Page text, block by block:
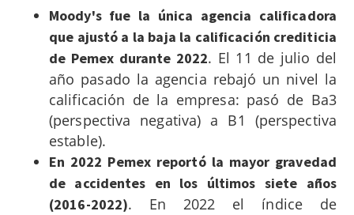
Moody's fue la única agencia calificadora
que ajustó a la baja la calificación crediticia
de Pemex durante 2022. El 11 de julio del
año pasado la agencia rebajó un nivel la
calificación de la empresa: pasó de Ba3
(perspectiva negativa) a B1 (perspectiva
estable).
En 2022 Pemex reportó la mayor gravedad
de accidentes en los últimos siete años
(2016-2022). En 2022 el índice de